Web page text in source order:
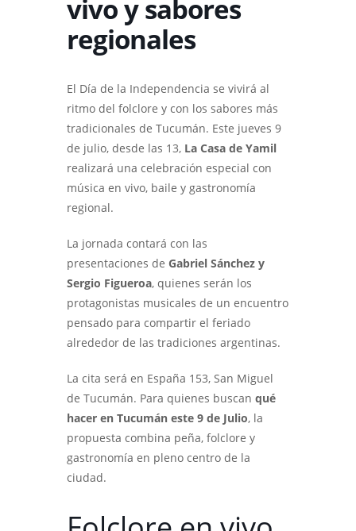
vivo y sabores
regionales
El Día de la Independencia se vivirá al
ritmo del folclore y con los sabores más
tradicionales de Tucumán. Este jueves 9
de julio, desde las 13, La Casa de Yamil
realizará una celebración especial con
música en vivo, baile y gastronomía
regional.
La jornada contará con las
presentaciones de Gabriel Sánchez y
Sergio Figueroa, quienes serán los
protagonistas musicales de un encuentro
pensado para compartir el feriado
alrededor de las tradiciones argentinas.
La cita será en España 153, San Miguel
de Tucumán. Para quienes buscan qué
hacer en Tucumán este 9 de Julio, la
propuesta combina peña, folclore y
gastronomía en pleno centro de la
ciudad.